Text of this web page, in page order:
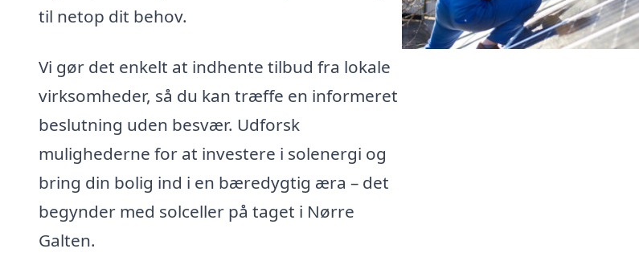
til netop dit behov.
Vi gør det enkelt at indhente tilbud fra lokale
virksomheder, så du kan træffe en informeret
beslutning uden besvær. Udforsk
mulighederne for at investere i solenergi og
bring din bolig ind i en bæredygtig æra – det
begynder med solceller på taget i Nørre
Galten.